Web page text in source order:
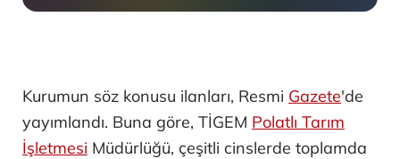
Kurumun söz konusu ilanları, Resmi Gazete'de
yayımlandı. Buna göre, TİGEM Polatlı Tarım
İşletmesi Müdürlüğü, çeşitli cinslerde toplamda